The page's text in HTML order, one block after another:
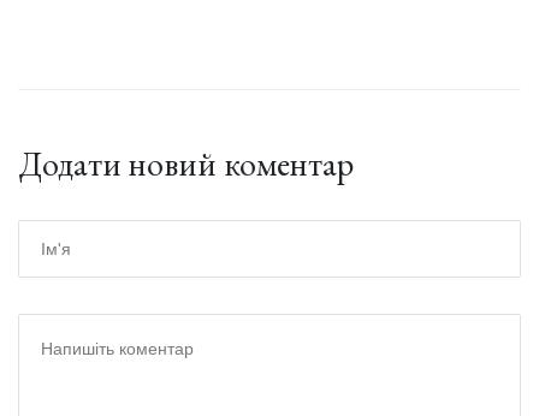
Додати новий коментар